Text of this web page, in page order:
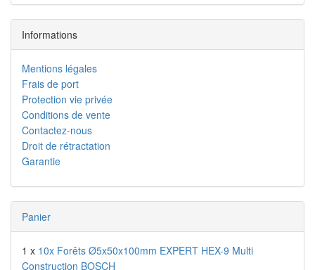
Informations
Mentions légales
Frais de port
Protection vie privée
Conditions de vente
Contactez-nous
Droit de rétractation
Garantie
Panier
1 x 10x Forêts Ø5x50x100mm EXPERT HEX-9 Multi
Construction BOSCH